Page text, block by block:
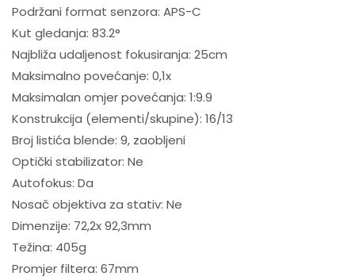
Podržani format senzora: APS-C
Kut gledanja: 83.2°
Najbliža udaljenost fokusiranja: 25cm
Maksimalno povećanje: 0,1x
Maksimalan omjer povećanja: 1:9.9
Konstrukcija (elementi/skupine): 16/13
Broj listića blende: 9, zaobljeni
Optički stabilizator: Ne
Autofokus: Da
Nosač objektiva za stativ: Ne
Dimenzije: 72,2x 92,3mm
Težina: 405g
Promjer filtera: 67mm